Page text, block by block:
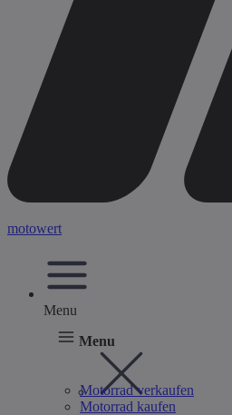
motowert
Menu
Menu
Motorrad verkaufen
Motorrad kaufen